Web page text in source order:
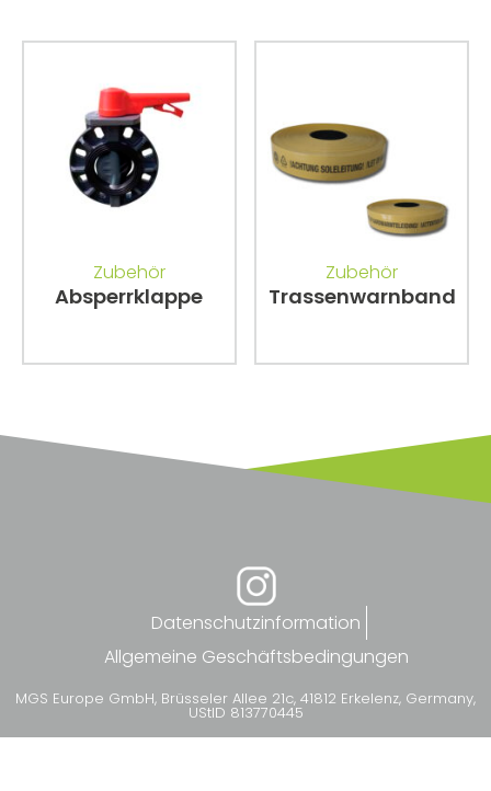
Zubehör
Absperrklappe
Zubehör
Trassenwarnband
Datenschutzinformation
Allgemeine Geschäftsbedingungen
MGS Europe GmbH, Brüsseler Allee 21c, 41812 Erkelenz, Germany,
UStID 813770445